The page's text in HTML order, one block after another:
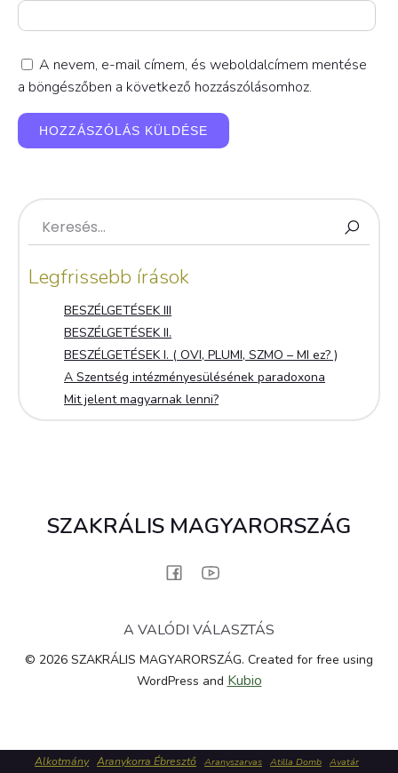
A nevem, e-mail címem, és weboldalcímem mentése
a böngészőben a következő hozzászólásomhoz.
Legfrissebb írások
BESZÉLGETÉSEK III
BESZÉLGETÉSEK II.
BESZÉLGETÉSEK I. ( OVI, PLUMI, SZMO – MI ez? )
A Szentség intézményesülésének paradoxona
Mit jelent magyarnak lenni?
SZAKRÁLIS MAGYARORSZÁG
A VALÓDI VÁLASZTÁS
© 2026 SZAKRÁLIS MAGYARORSZÁG. Created for free using
WordPress and Kubio
Alkotmány Aranykorra Ébresztő Aranyszarvas Atilla Domb Avatár